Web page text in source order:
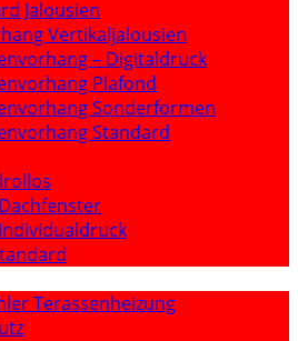
Jalousien
Vertikaljalousien
– Digitaldruck
Plafond
Sonderformen
Standard
Terassenheizung